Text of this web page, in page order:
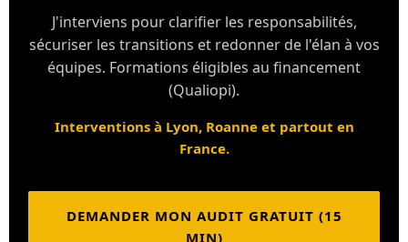
J'interviens pour clarifier les responsabilités,
sécuriser les transitions et redonner de l'élan à vos
équipes. Formations éligibles au financement
(Qualiopi).
Interventions à Lyon, Roanne et partout en
France.
DEMANDER MON AUDIT GRATUIT (15
MIN)